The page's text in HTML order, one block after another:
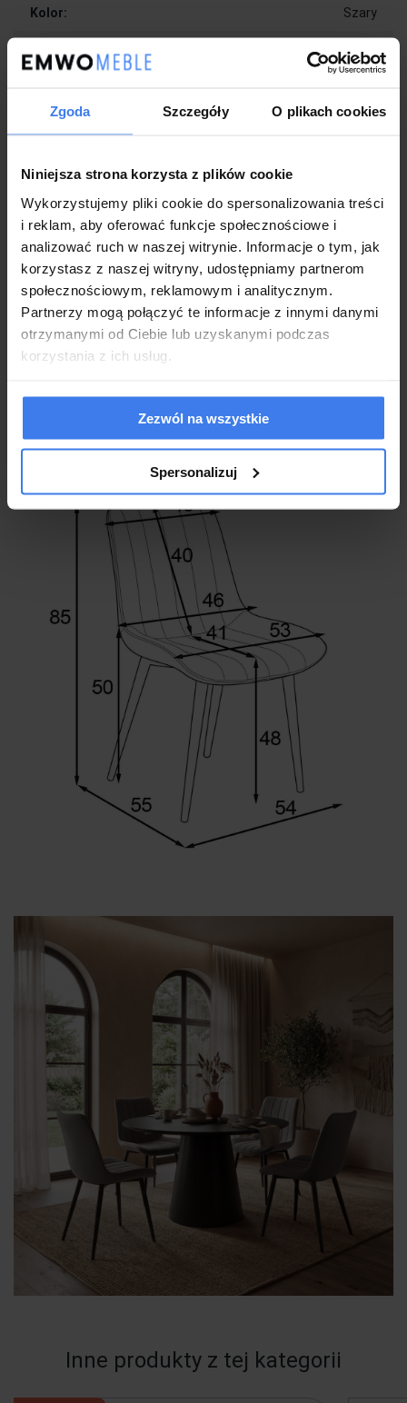
Zgoda Szczegóły O plikach cookies
Niniejsza strona korzysta z plików cookie
Wykorzystujemy pliki cookie do spersonalizowania treści
i reklam, aby oferować funkcje społecznościowe i
analizować ruch w naszej witrynie. Informacje o tym, jak
korzystasz z naszej witryny, udostępniamy partnerom
społecznościowym, reklamowym i analitycznym.
Partnerzy mogą połączyć te informacje z innymi danymi
otrzymanymi od Ciebie lub uzyskanymi podczas
korzystania z ich usług.
Zezwól na wszystkie
Spersonalizuj
Kolor: Szary
Czarne
Wykonanie:
Miękka pianka w siedzisku i oparciu zapewnia komfort
nawet podczas długotrwałego użytkowania
Ergonomicznie wyprofilowane oparcie wspomaga
utrzymanie prawidłowej postawy i odpowiednio podpiera
plecy
Pionowe przeszycia nadają całości nowoczesny, designerski
wygląd
Stabilne metalowe nogi malowane proszkowo na czarno
gwarantują trwałość oraz estetyczny wygląd
Solidna konstrukcja zapewnia odporność na codzienne
użytkowanie oraz poczucie bezpieczeństwa
nowoczesnych, jak i klasycznych
Krzesła nowe fabrycznie zapakowane
Inne produkty z tej kategorii